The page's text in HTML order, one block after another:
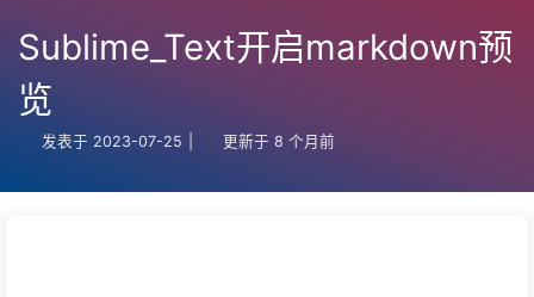
Sublime_Text开启markdown预
览
发表于 2023-07-25 更新于 8 个月前